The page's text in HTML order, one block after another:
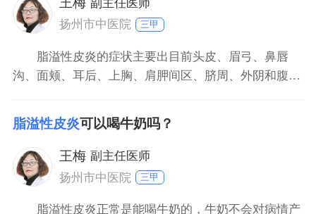
副主任医师
扬州市中医院
三甲
脂溢性皮炎的症状主要出目前头皮、眉弓、鼻唇
沟、面颊、耳后、上胸、肩胛间区、脐周、外阴和腹股
情发展可表现为界限比较清楚、略带黄色的暗红色斑
片，其上覆盖油腻的鳞屑或痂皮，自觉轻度瘙痒，发生
在躯干部的皮损常呈环状，皮损多从头皮开始，逐渐往
下蔓延，严重者可
脂溢性皮炎可以喝牛奶吗？
王梅 副主任医师
扬州市中医院
三甲
脂溢性皮炎正常是能喝牛奶的，牛奶不会对病情产